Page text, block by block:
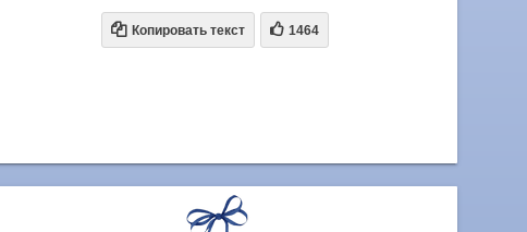
 Копировать текст  1464